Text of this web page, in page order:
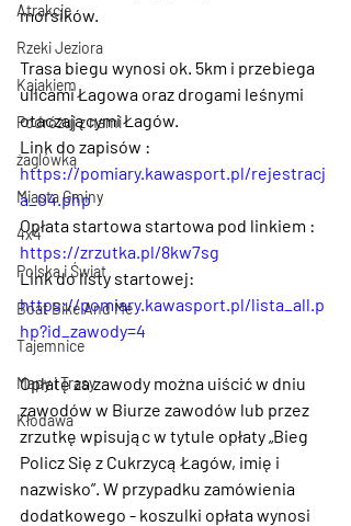
Atrakcje
Rzeki Jeziora
Kajakiem
Podróżuj z nami
żaglówką
Miasta Gminy
4x4
Polska i Świat
Boat Bike And Me
Tajemnice
Mapy i Trasy
Kłodawa
morsików.
Trasa biegu wynosi ok. 5km i przebiega
ulicami Łagowa oraz drogami leśnymi
otaczającymi Łagów.
Link do zapisów :
https://pomiary.kawasport.pl/rejestracj
a_04.php
Opłata startowa startowa pod linkiem :
https://zrzutka.pl/8kw7sg
Link do listy startowej:
https://pomiary.kawasport.pl/lista_all.p
hp?id_zawody=4
Opłatę za zawody można uiścić w dniu
zawodów w Biurze zawodów lub przez
zrzutkę wpisując w tytule opłaty „Bieg
Policz Się z Cukrzycą Łagów, imię i
nazwisko”. W przypadku zamówienia
dodatkowego - koszulki opłata wynosi